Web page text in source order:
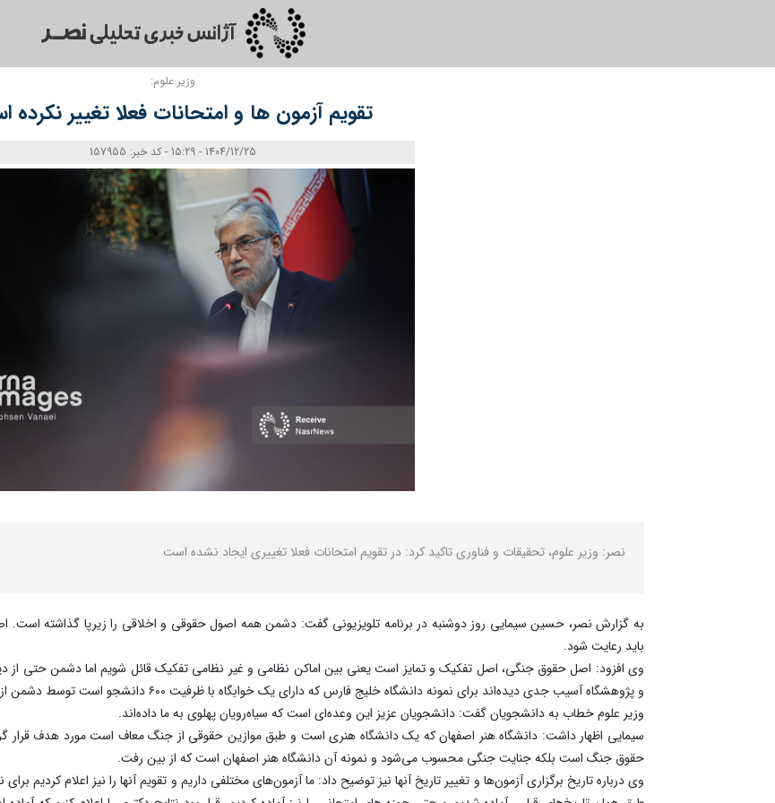
وزیر علوم:
تقویم آزمون‌ ها و امتحانات فعلا تغییر نکرده
1404/12/25 - 15:29 - کد خبر: 157955
نصر: وزیر علوم، تحقیقات و فناوری تاکید کرد: در تقویم امتحانات فعلا تغییری ایجاد نشده است
به گزارش نصر، حسین سیمایی روز دوشنبه در برنامه تلویزیونی گفت: دشمن همه اصول حقوقی و اخلاقی را زیرپا گذاشته
باید رعایت شود.
‌وی افزود: اصل حقوق جنگی، اصل تفکیک و تمایز است یعنی بین اماکن نظامی و غیر نظامی تفکیک قائل شویم اما دشمن حتی
و پژوهشگاه آسیب جدی دیده‌اند برای نمونه دانشگاه خلیج فارس که دارای یک خوابگاه با ظرفیت ۶۰۰ دانشجو است توسط دشمن از بین رفت و دیگر قابل استفاده نیست.
وزیر علوم خطاب به دانشجویان گفت: دانشجویان عزیز این وعده‌ای است که سیاه‌رویان پهلوی به ما داده‌اند.
سیمایی اظهار داشت: دانشگاه هنر اصفهان که یک دانشگاه هنری است و طبق موازین حقوقی از جنگ معاف است مورد هدف قرار
حقوق جنگ است بلکه جنایت جنگی محسوب می‌شود و نمونه آن دانشگاه هنر اصفهان است که از بین رفت.
وی درباره تاریخ برگزاری آزمون‌ها و تغییر تاریخ آنها نیز توضیح داد: ما آزمون‌های مختلفی داریم و تقویم آنها را نیز اعلام کردیم‌